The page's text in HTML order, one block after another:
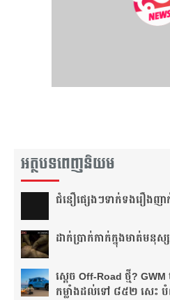
អត្ថបទពេញនិយម
ជំនឿ​ផ្សេងៗ​ទាក់ទង​រឿង​ញា
ដាក់​ប្រាក់​កាក់​ក្នុង​មាត់​មនុស្ស​
ស្តេច Off-Road ថ្មី?
កម្លាំងដល់ទៅ ៨៥២ សេះ បំ